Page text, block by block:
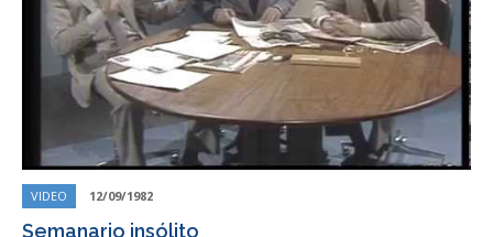
VIDEO 12/09/1982
Semanario insólito